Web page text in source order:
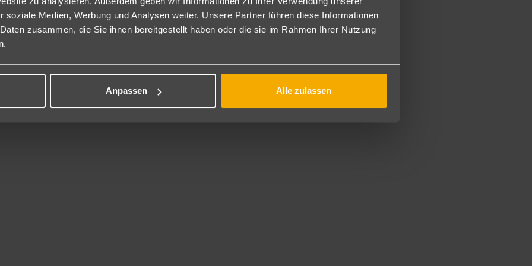
soziale Medien, Werbung und Analysen weiter. Unsere Partner führen diese Informationen
zusammen, die Sie ihnen bereitgestellt haben oder die sie im Rahmen Ihrer Nutzung
Anpassen Alle zulassen
Inclusive: Alle Mahlzeiten in à la carte Form, alle Snacks + Mahlzeiten in den Show-Cooking-, Grill- + Strandrestaurants. 24
Premium Getränke. Liegen, Strandhandtücher an Pool und Strand. TRS Turquesa Hotelgäste können alle Einrichtungen
Grand Palladium Komplexes mitnutzen.
in All Inclusive enthalten: Mietwagen, Wechselstube, Telefon, Kommunikationsdienste, Ärztliche Betreuung, Wäscherei,
Inklusive
Kajaks, Tretboote, Badminton, 6 Tennis-Hartplätze, Volleyball, Fußball, Wasserball, Pickleball, Minigolf, Tischtennis,
Shuffleboard, Dart, Aerobic + Fitnessraum.